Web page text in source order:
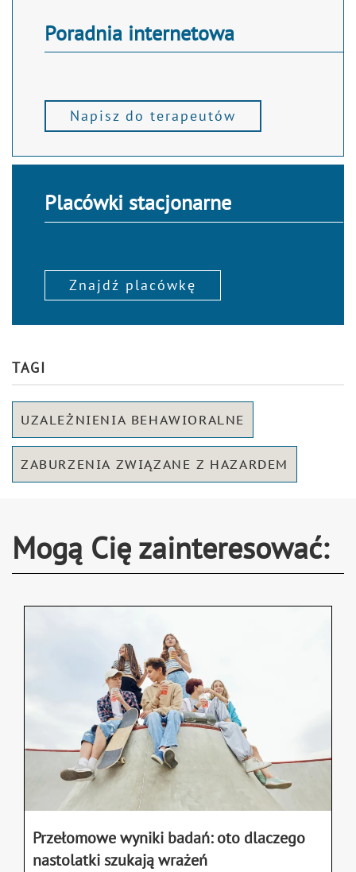
Poradnia internetowa
Napisz do terapeutów
Placówki stacjonarne
Znajdź placówkę
TAGI
UZALEŻNIENIA BEHAWIORALNE
ZABURZENIA ZWIĄZANE Z HAZARDEM
Mogą Cię zainteresować:
Przełomowe wyniki badań: oto dlaczego
nastolatki szukają wrażeń